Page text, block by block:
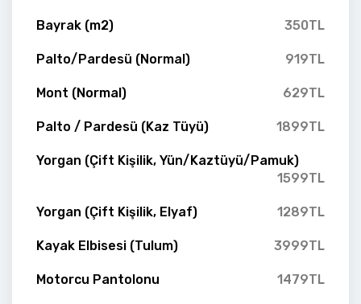
Bayrak (m2) 350TL
Palto/Pardesü (Normal) 919TL
Mont (Normal) 629TL
Palto / Pardesü (Kaz Tüyü) 1899TL
Yorgan (Çift Kişilik, Yün/Kaztüyü/Pamuk)
1599TL
Yorgan (Çift Kişilik, Elyaf) 1289TL
Kayak Elbisesi (Tulum) 3999TL
Motorcu Pantolonu 1479TL